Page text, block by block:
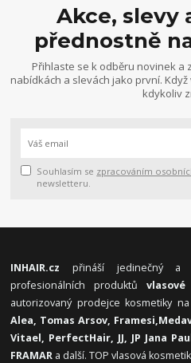
Akce, slevy
přednostně
Přihlaste se k odběru novinek a
nabídkách a slevách jako první.
kdykoliv
Souhlasím se zpracováním
newsletteru.
INHAIR.cz přináší jedinečný a
profesionálních produktů
autorizovaný prodejce kosmetiky
Alea, Tomas Arsov, Framesi,
Vitael, PerfectHair, JJ, JP Jana
FRAMAR a další. TOP vlasová